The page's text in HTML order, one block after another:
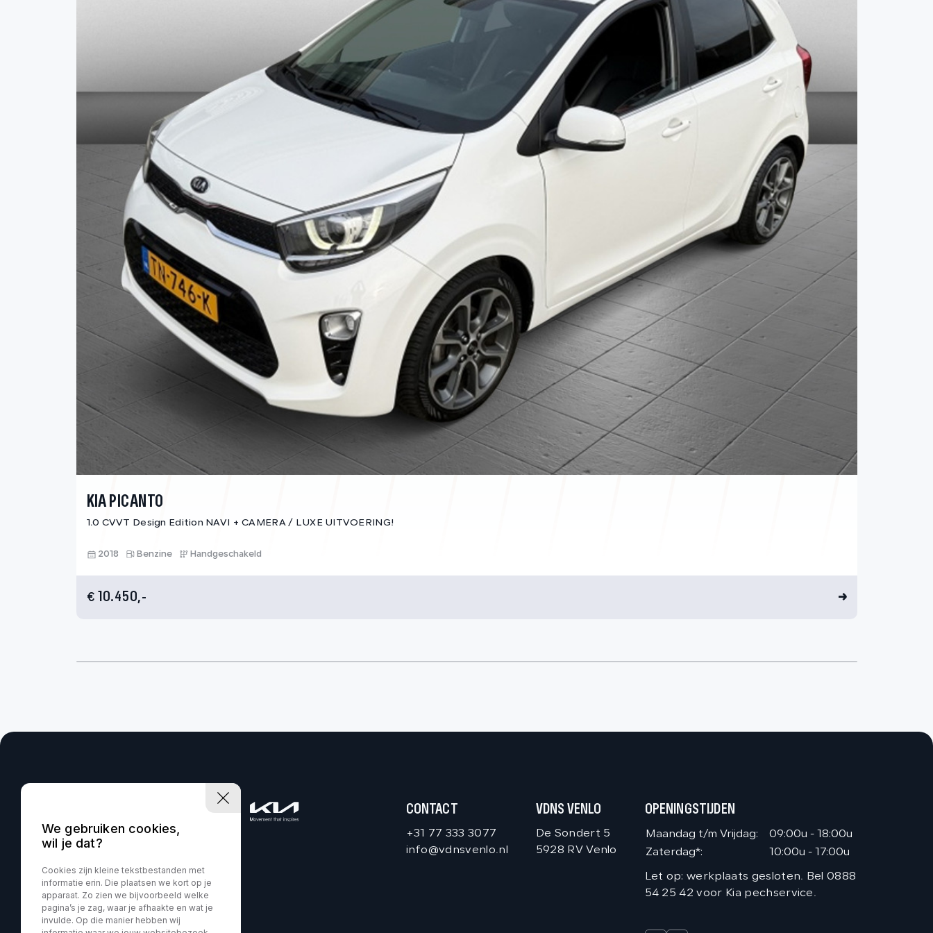
KIA PICANTO
1.0 CVVT Design Edition NAVI + CAMERA / LUXE UITVOERING!
2018 Benzine Handgeschakeld
€ 10.450,-
CONTACT
+31 77 333 3077
info@vdnsvenlo.nl
VDNS VENLO
De Sondert 5
5928 RV Venlo
OPENINGSTIJDEN
Maandag t/m Vrijdag:
09:00u - 18:00u
Zaterdag*:
10:00u - 17:00u
Let op: werkplaats gesloten. Bel 0888
54 25 42 voor Kia pechservice.
We gebruiken cookies,
wil je dat?
Cookies zijn kleine tekstbestanden met
informatie erin. Die plaatsen we kort op je
apparaat. Zo zien we bijvoorbeeld welke
pagina’s je zag, waar je afhaakte en wat je
invulde. Op die manier hebben wij